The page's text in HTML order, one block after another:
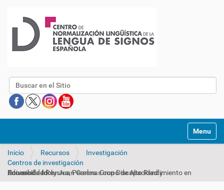
Buscar
Mostrar/
Inicio Recursos
Investigación
Centros de investigación
Universidad Rey Juan Carlos. Grupo de Alto Rendimiento en Educación Inclusiva, Personas con Discapacidad y Accesibilidad